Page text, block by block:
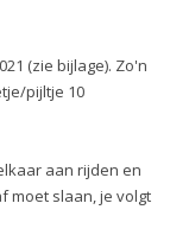
(zie bijlage). Zo'n
pijltje 10
aan rijden en
moet slaan, je volgt